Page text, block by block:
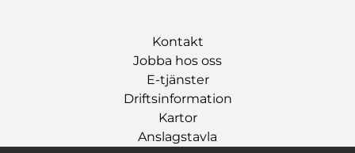
Kontakt
Jobba hos oss
E-tjänster
Driftsinformation
Kartor
Anslagstavla